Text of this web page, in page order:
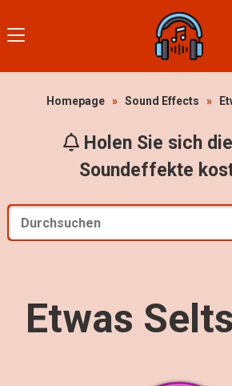
Homepage » Sound Effects »
Holen Sie sich
Soundeffekte
Etwas